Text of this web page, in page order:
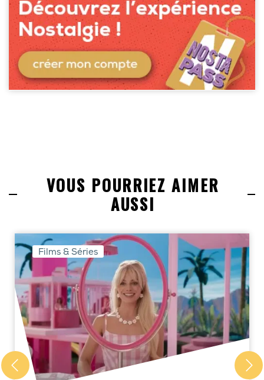
VOUS POURRIEZ AIMER
AUSSI
Films & Séries